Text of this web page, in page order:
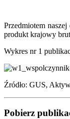
Przedmiotem
produkt krajowy
Wykres nr 1
Źródło: GUS,
Pobierz